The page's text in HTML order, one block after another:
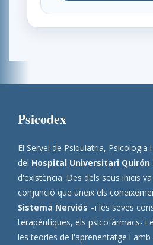
Psicodex
El Servei de Psiquiatria,
del Hospital Universitari Quirón
d'existència. Des dels seus inicis
conjunció que uneix els
Sistema Nerviós –i les seves
terapèutiques, els psicofàrmacs- i
les teories de l'aprenentatge i